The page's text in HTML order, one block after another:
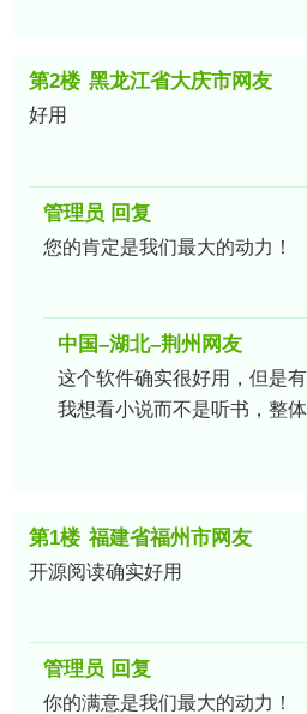
第2楼 黑龙江省大庆市网友
好用
管理员 回复
您的肯定是我们最大的动力！
中国–湖北–荆州网友
这个软件确实很好用，但是
我想看小说而不是听书，整
第1楼 福建省福州市网友
开源阅读确实好用
管理员 回复
你的满意是我们最大的动力！